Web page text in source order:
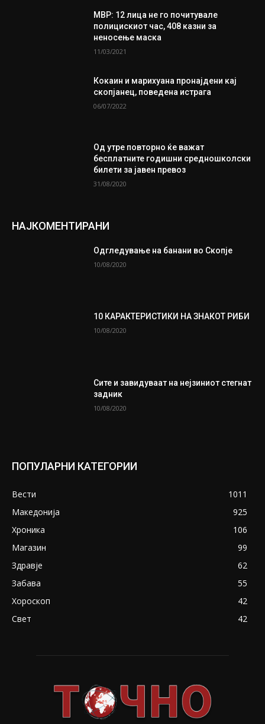
МВР: 12 лица не го почитувале
полицискиот час, 408 казни за
неносење маска
11/03/2021
Кокаин и марихуана пронајдени кај
скопјанец, поведена истрага
06/07/2022
Од утре повторно ќе важат
бесплатните годишни средношколски
билети за јавен превоз
31/08/2020
НАЈКОМЕНТИРАНИ
Одгледување на банани во Скопје
10/08/2020
10 КАРАКТЕРИСТИКИ НА ЗНАКОТ РИБИ
10/08/2020
Сите и завидуваат на нејзиниот стегнат
задник
10/08/2020
ПОПУЛАРНИ КАТЕГОРИИ
Вести
1011
Македонија
925
Хроника
106
Магазин
99
Здравје
62
Забава
55
Хороскоп
42
Свет
42